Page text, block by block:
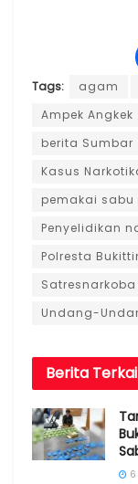
Tags: agam
Ampek Angkek
berita Sumbar
Kasus
pemakai sabu
Penyelidikan
Polresta
Satresnarkoba
Undang-
Berita